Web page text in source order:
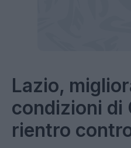
Lazio,
condizioni di
rientro